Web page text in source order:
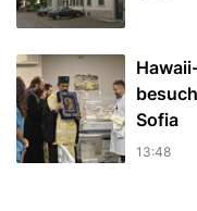
Sofia
13:48